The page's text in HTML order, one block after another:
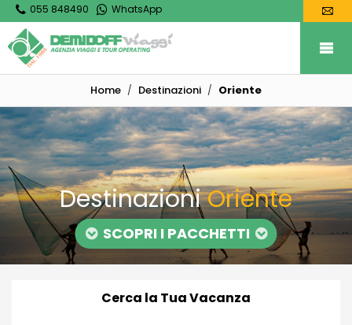
055 848490 WhatsApp
Home Destinazioni Oriente
DestinazioniOriente
SCOPRI I PACCHETTI
Cerca la Tua Vacanza